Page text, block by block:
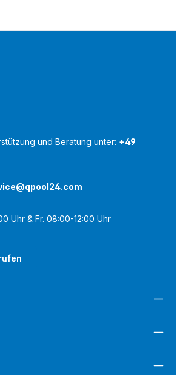
und Beratung unter: +49
Uhr & Fr. 08:00-12:00 Uhr